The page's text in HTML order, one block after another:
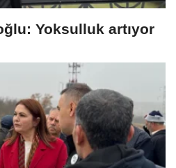
Yoksulluk artıyor